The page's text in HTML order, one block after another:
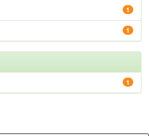
1
1
1